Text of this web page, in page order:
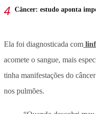
Câncer: estudo aponta
Ela foi diagnosticada com
acomete o sangue, mais
tinha manifestações do
nos pulmões.